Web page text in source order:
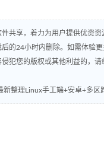
共享，着力为用户提供优资资
的24小时内删除。如需体验更
犯您的版权或其他利益的，
整理Linux手工端+安卓+多